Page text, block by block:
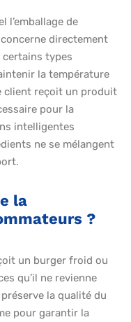
l’emballage de
directement
certains types
la température
client reçoit un produit
pour la
intelligentes
ne se mélangent
la
?
un burger froid ou
qu’il ne revienne
la qualité du
pour garantir la